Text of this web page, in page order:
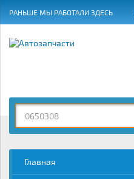
РАНЬШЕ МЫ РАБОТАЛИ ЗДЕСЬ
ГРАФИК РАБОТЫ
Главная